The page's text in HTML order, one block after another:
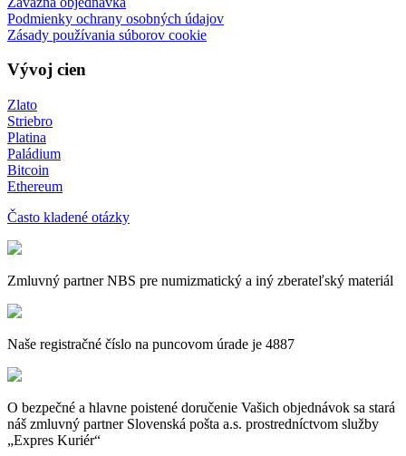
Podmienky ochrany osobných údajov
Zásady používania súborov cookie
Vývoj cien
Zlato
Striebro
Platina
Paládium
Bitcoin
Ethereum
Často kladené otázky
Zmluvný partner NBS pre numizmatický a iný zberateľský materiál
Naše registračné číslo na puncovom úrade je 4887
O bezpečné a hlavne poistené doručenie Vašich objednávok sa stará
náš zmluvný partner Slovenská pošta a.s. prostredníctvom služby
„Expres Kuriér“